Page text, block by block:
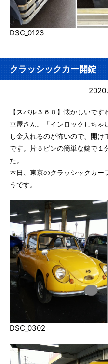
DSC_0123
クラッシックカー開錠
【スバル３６０】懐かしいです
車屋さん。「インロックしちゃ
し金入れるのが怖いので、開け
です。片５ピンの簡単な鍵で１
た。
本日、東京のクラッシックカー
うです。
DSC_0302